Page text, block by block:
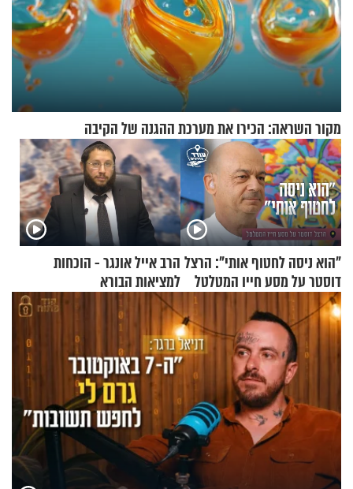
מקור השראה: הכירו את מערכת ההגנה של הקיבה
"הוא ניסה לחטוף אותי": הרצל
דוסטר על מסע חייו המטלטל
הרב אייל אונגר - הוכחות
למציאות הבורא